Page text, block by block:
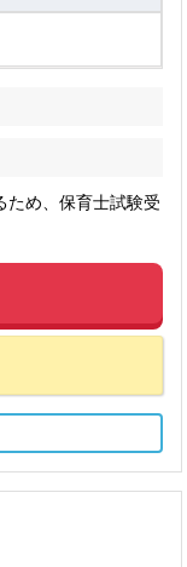
ため、保育士試験受